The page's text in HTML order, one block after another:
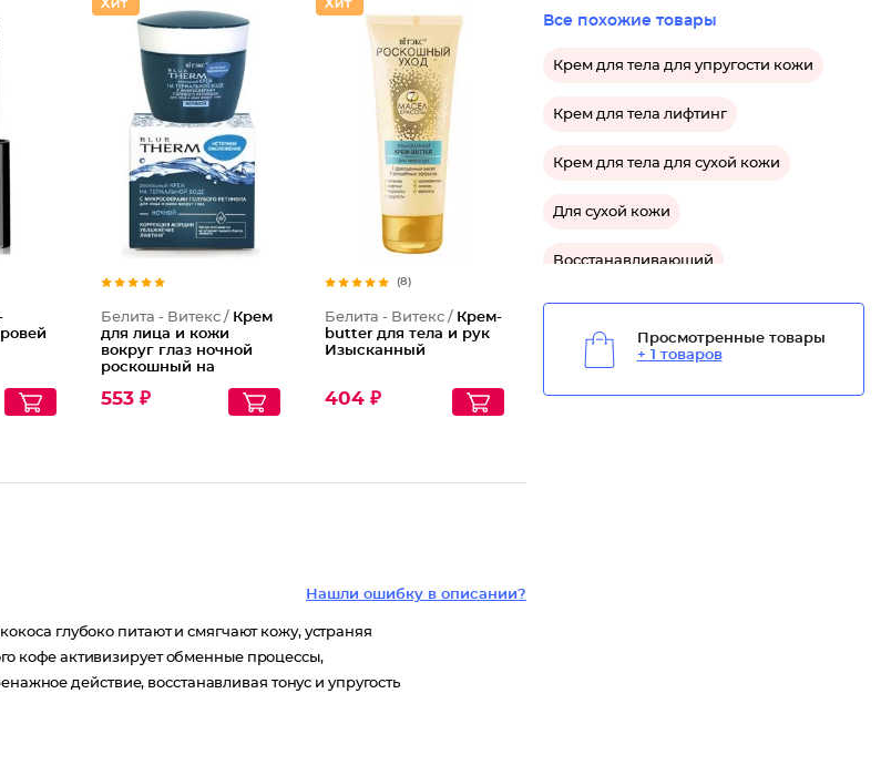
Белита - Витекс / Крем
для лица и кожи
вокруг глаз ночной
роскошный на
микросферами
голубого ретинола
553 ₽
(8)
Белита - Витекс / Крем-
butter для тела и рук
Изысканный
404 ₽
Нашли ошибку в описании?
глубоко питают и смягчают кожу, устраняя
кофе активизирует обменные процессы,
действие, восстанавливая тонус и упругость
Все похожие товары
Крем для тела для упругости кожи
Крем для тела лифтинг
Крем для тела для сухой кожи
Для сухой кожи
Восстанавливающий
Средство для сухой кожи рук
Просмотренные товары
+ 1 товаров